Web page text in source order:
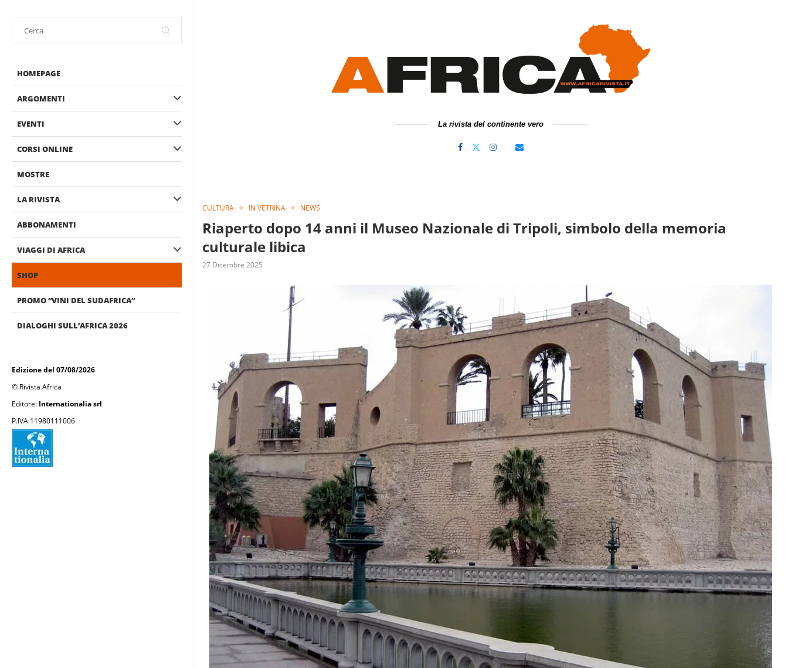
HOMEPAGE
ARGOMENTI
EVENTI
CORSI ONLINE
MOSTRE
LA RIVISTA
ABBONAMENTI
VIAGGI DI AFRICA
SHOP
PROMO “VINI DEL SUDAFRICA”
DIALOGHI SULL’AFRICA 2026
Edizione del 07/08/2026
© Rivista Africa
Editore: Internationalia srl
P.IVA 11980111006
La rivista del continente vero
CULTURA IN VETRINA NEWS
Riaperto dopo 14 anni il Museo Nazionale di Tripoli, simbolo della memoria
culturale libica
27 Dicembre 2025